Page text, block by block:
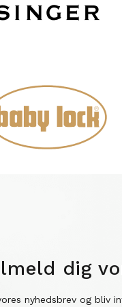
dig
nyhedsbrev og bliv